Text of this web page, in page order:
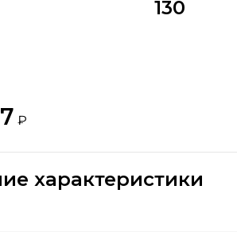
130
₽
характеристики